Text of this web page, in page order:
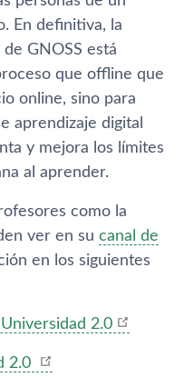
En definitiva, la
GNOSS está
que offline que
online, sino para
aprendizaje digital
y mejora los lí­mites
al aprender.
como la
ver en su canal de
en los siguientes
2.0
2.0